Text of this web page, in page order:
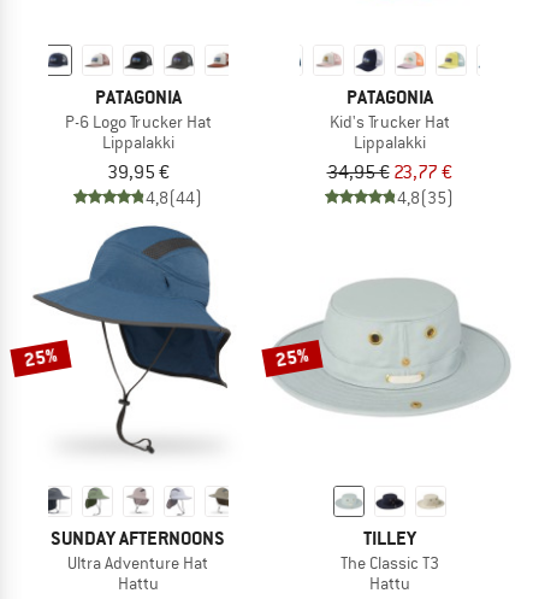
PATAGONIA
P-6 Logo Trucker Hat
Lippalakki
39,95 €
4,8(44)
PATAGONIA
Kid's Trucker Hat
Lippalakki
34,95 € 23,77 €
4,8(35)
25%
SUNDAY AFTERNOONS
Ultra Adventure Hat
Hattu
25%
TILLEY
The Classic T3
Hattu